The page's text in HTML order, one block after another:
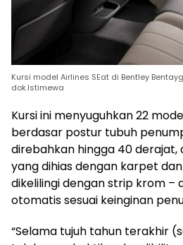
Kursi model Airlines SEat di Bentley
dok.Istimewa
Kursi ini menyuguhkan 22
berdasar postur tubuh
direbahkan hingga 40 derajat,
yang dihias dengan karpet
dikelilingi dengan strip krom –
otomatis sesuai keinginan
“Selama tujuh tahun terakhir